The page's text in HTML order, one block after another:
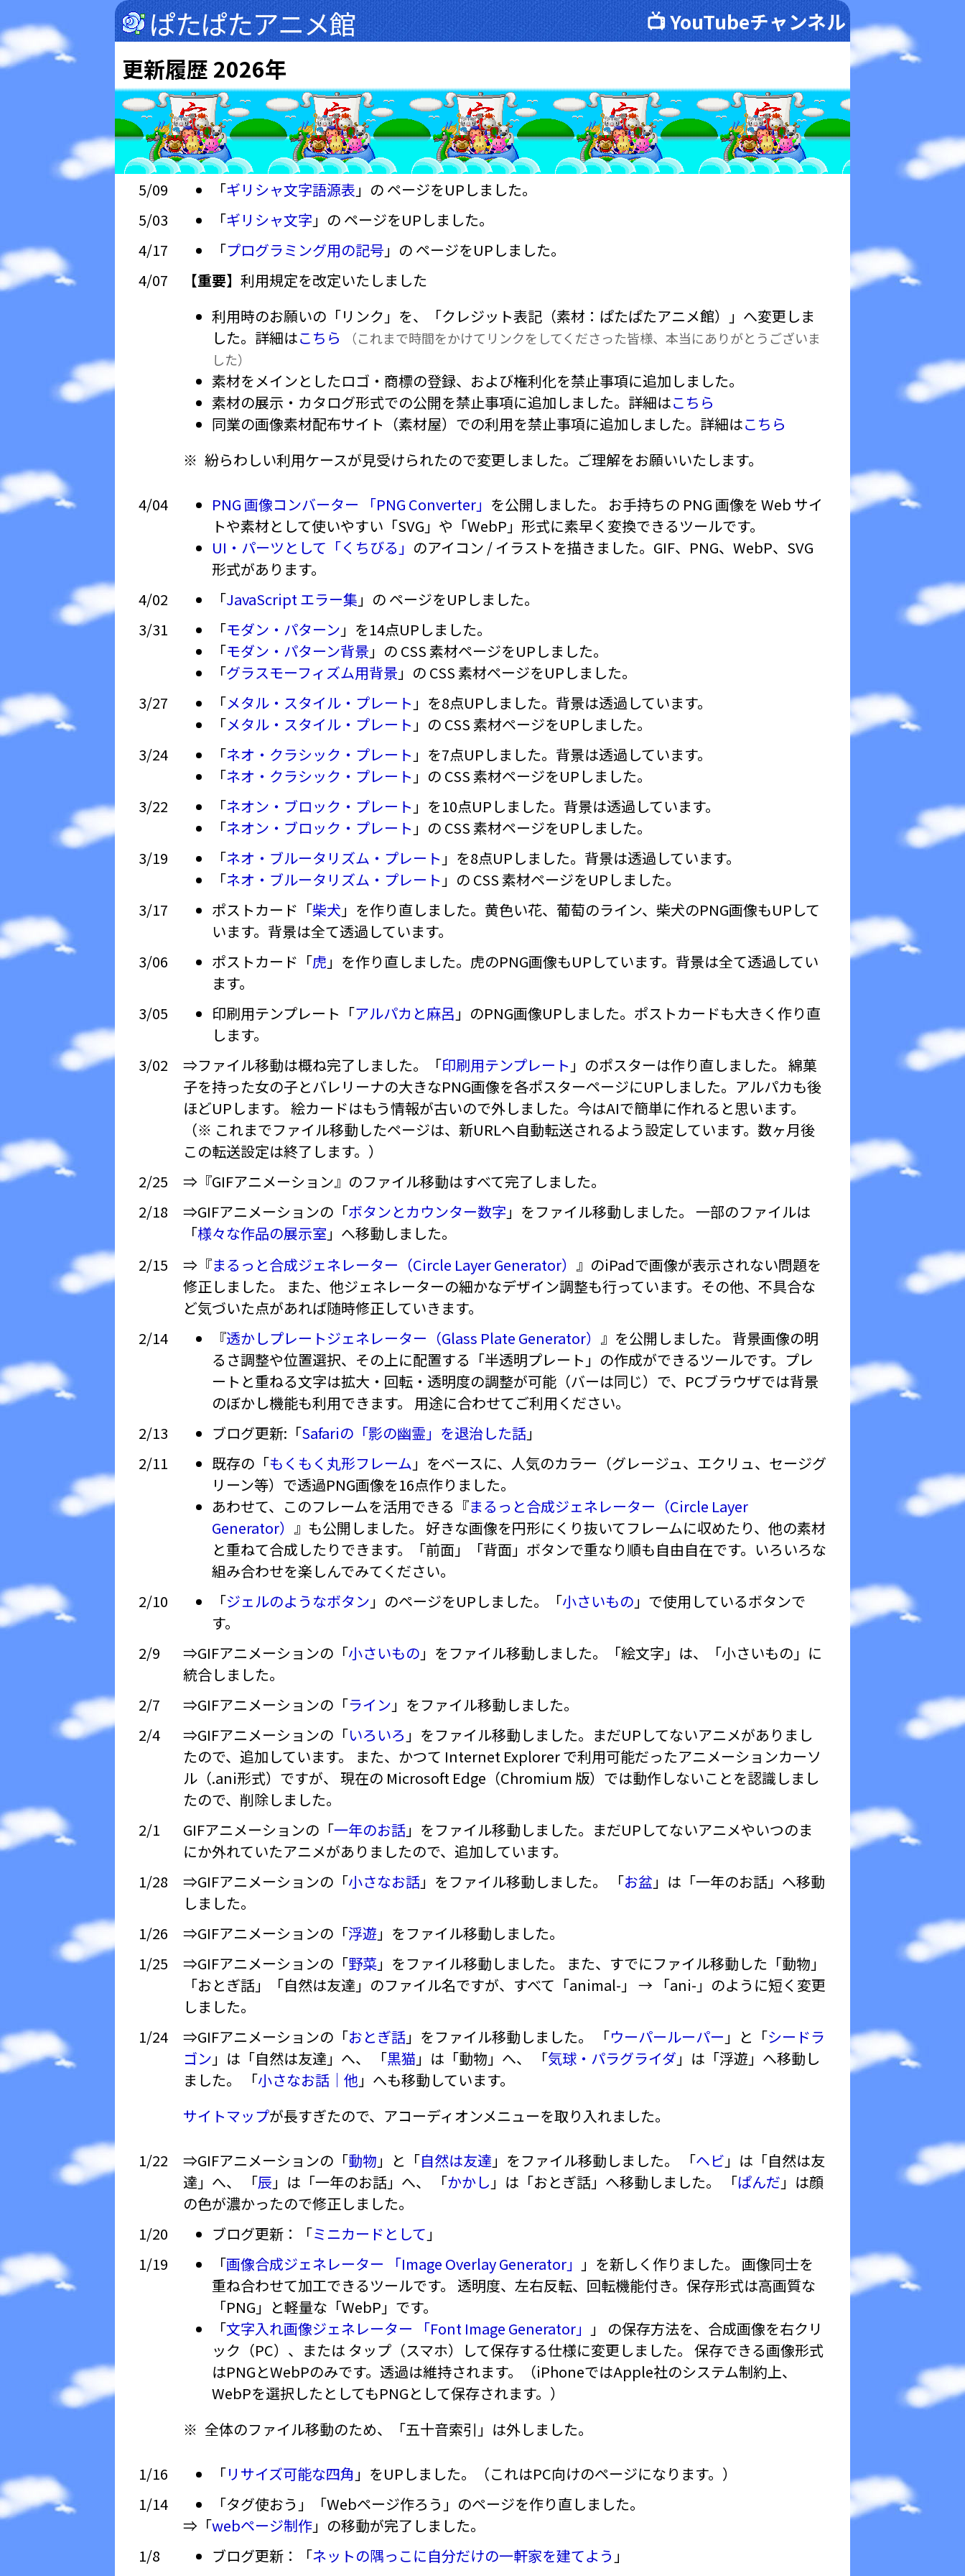
ぱたぱたアニメ館 📺 YouTubeチャンネル
更新履歴 2026年
5/09 「ギリシャ文字語源表 」の ページをUPしました。
5/03
「ギリシャ文字 」の ページをUPしました。
4/17
「プログラミング用の記号 」の ページをUPしました。
4/07
【重要】 利用規定を改定いたしました
利用時のお願いの「リンク」を、「クレジット表記（素材：ぱたぱたアニメ館）」へ変更しま
した。詳細はこちら
（これまで時間をかけてリンクをしてくださった皆様、本当にありがとうございま
した）
素材をメインとしたロゴ・商標の登録、および権利化を禁止事項に追加しました。
素材の展示・カタログ形式での公開を禁止事項に追加しました。詳細はこちら
同業の画像素材配布サイト（素材屋）での利用を禁止事項に追加しました。詳細はこちら
紛らわしい利用ケースが見受けられたので変更しました。ご理解をお願いいたします。
4/04 PNG 画像コンバーター 「PNG Converter」 を公開しました。 お手持ちの PNG 画像を Web サイ
トや素材として使いやすい「SVG」や「WebP」形式に素早く変換できるツールです。
UI・パーツとして「くちびる」 のアイコン / イラストを描きました。GIF、PNG、WebP、SVG
形式があります。
4/02
「JavaScript エラー集 」の ページをUPしました。
3/31
「モダン・パターン 」を14点UPしました。
「モダン・パターン背景」の CSS 素材ページをUPしました。
「グラスモーフィズム用背景」の CSS 素材ページをUPしました。
3/27
「メタル・スタイル・プレート 」を8点UPしました。背景は透過しています。
「メタル・スタイル・プレート 」の CSS 素材ページをUPしました。
3/24
「ネオ・クラシック・プレート 」を7点UPしました。背景は透過しています。
「ネオ・クラシック・プレート 」の CSS 素材ページをUPしました。
3/22
「ネオン・ブロック・プレート 」を10点UPしました。背景は透過しています。
「ネオン・ブロック・プレート 」の CSS 素材ページをUPしました。
3/19
「ネオ・ブルータリズム・プレート 」を8点UPしました。背景は透過しています。
「ネオ・ブルータリズム・プレート 」の CSS 素材ページをUPしました。
3/17
ポストカード「柴犬 」を作り直しました。黄色い花、葡萄のライン、柴犬のPNG画像もUPして
います。背景は全て透過しています。
3/06
ポストカード「虎 」を作り直しました。虎のPNG画像もUPしています。背景は全て透過してい
ます。
3/05
印刷用テンプレート「アルパカと麻呂 」のPNG画像UPしました。ポストカードも大きく作り直
します。
3/02
⇒ファイル移動は概ね完了しました。「印刷用テンプレート 」のポスターは作り直しました。 綿菓
子を持った女の子とバレリーナの大きなPNG画像を各ポスターページにUPしました。アルパカも後
ほどUPします。 絵カードはもう情報が古いので外しました。今はAIで簡単に作れると思います。
（※ これまでファイル移動したページは、新URLへ自動転送されるよう設定しています。数ヶ月後
この転送設定は終了します。）
2/25
⇒『GIFアニメーション』のファイル移動はすべて完了しました。
2/18
⇒GIFアニメーションの「ボタンとカウンター数字 」をファイル移動しました。 一部のファイルは
「様々な作品の展示室」へ移動しました。
2/15
⇒『まるっと合成ジェネレーター（Circle Layer Generator） 』のiPadで画像が表示されない問題を
修正しました。 また、他ジェネレーターの細かなデザイン調整も行っています。その他、不具合な
ど気づいた点があれば随時修正していきます。
2/14
『透かしプレートジェネレーター（Glass Plate Generator） 』を公開しました。 背景画像の明
るさ調整や位置選択、その上に配置する「半透明プレート」の作成ができるツールです。プレ
ートと重ねる文字は拡大・回転・透明度の調整が可能（バーは同じ）で、PCブラウザでは背景
のぼかし機能も利用できます。 用途に合わせてご利用ください。
2/13
ブログ更新:「Safariの「影の幽霊」を退治した話」
2/11
既存の「もくもく丸形フレーム 」をベースに、人気のカラー（グレージュ、エクリュ、セージグ
リーン等）で透過PNG画像を16点作りました。
あわせて、このフレームを活用できる『まるっと合成ジェネレーター（Circle Layer
Generator） 』も公開しました。 好きな画像を円形にくり抜いてフレームに収めたり、他の素材
と重ねて合成したりできます。「前面」「背面」ボタンで重なり順も自由自在です。いろいろな
組み合わせを楽しんでみてください。
2/10
「ジェルのようなボタン 」のページをUPしました。「小さいもの 」で使用しているボタンで
す。
2/9
⇒GIFアニメーションの「小さいもの 」をファイル移動しました。「絵文字」は、「小さいもの」に
統合しました。
2/7
⇒GIFアニメーションの「ライン 」をファイル移動しました。
2/4
⇒GIFアニメーションの「いろいろ 」をファイル移動しました。まだUPしてないアニメがありまし
たので、追加しています。 また、かつて Internet Explorer で利用可能だったアニメーションカーソ
ル（.ani形式）ですが、 現在の Microsoft Edge（Chromium 版）では動作しないことを認識しまし
たので、削除しました。
2/1
GIFアニメーションの「一年のお話」をファイル移動しました。まだUPしてないアニメやいつのま
にか外れていたアニメがありましたので、追加しています。
1/28
⇒GIFアニメーションの「小さなお話」をファイル移動しました。 「お盆 」は「一年のお話」へ移動
しました。
1/26
⇒GIFアニメーションの「浮遊」をファイル移動しました。
1/25
⇒GIFアニメーションの「野菜」をファイル移動しました。 また、すでにファイル移動した「動物」
「おとぎ話」「自然は友達」のファイル名ですが、すべて「animal-」 → 「ani-」のように短く変更
しました。
1/24
⇒GIFアニメーションの「おとぎ話」をファイル移動しました。 「ウーパールーパー 」と「シードラ
ゴン 」は「自然は友達」へ、 「黒猫 」は「動物」へ、 「気球・パラグライダ 」は「浮遊」へ移動し
ました。 「小さなお話｜他 」へも移動しています。
サイトマップが長すぎたので、アコーディオンメニューを取り入れました。
1/22 ⇒GIFアニメーションの「動物 」と「自然は友達」をファイル移動しました。 「ヘビ 」は「自然は友
達」へ、 「辰 」は「一年のお話」へ、 「かかし 」は「おとぎ話」へ移動しました。 「ぱんだ 」は顔
の色が濃かったので修正しました。
1/20
ブログ更新：「ミニカードとして 」
1/19
「画像合成ジェネレーター 「Image Overlay Generator」
」を新しく作りました。 画像同士を
重ね合わせて加工できるツールです。 透明度、左右反転、回転機能付き。保存形式は高画質な
「PNG」と軽量な「WebP」です。
「文字入れ画像ジェネレーター 「Font Image Generator」
」 の保存方法を、合成画像を右クリ
ック（PC）、または タップ（スマホ）して保存する仕様に変更しました。 保存できる画像形式
はPNGとWebPのみです。透過は維持されます。（iPhoneではApple社のシステム制約上、
WebPを選択したとしてもPNGとして保存されます。）
全体のファイル移動のため、「五十音索引」は外しました。
1/16 「リサイズ可能な四角 」をUPしました。（これはPC向けのページになります。）
1/14
「タグ使おう」「Webページ作ろう」のページを作り直しました。
⇒「webページ制作」の移動が完了しました。
1/8
ブログ更新：「ネットの隅っこに自分だけの一軒家を建てよう 」